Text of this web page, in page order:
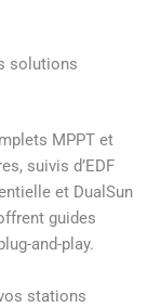
solutions
MPPT et
suivis d’EDF
et DualSun
guides
and-play.
stations